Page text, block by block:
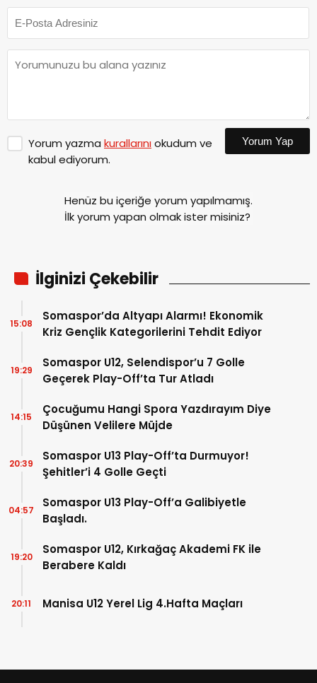
Yorum yazma kurallarınıokudum ve
kabul ediyorum.
Yorum Yap
Henüz bu içeriğe yorum yapılmamış.
İlk yorum yapan olmak ister misiniz?
İlginizi Çekebilir
Somaspor’da Altyapı Alarmı! Ekonomik
Kriz Gençlik Kategorilerini Tehdit Ediyor
15:08
Somaspor U12, Selendispor’u 7 Golle
Geçerek Play-Off’ta Tur Atladı
19:29
Çocuğumu Hangi Spora Yazdırayım Diye
Düşünen Velilere Müjde
14:15
Somaspor U13 Play-Off’ta Durmuyor!
Şehitler’i 4 Golle Geçti
20:39
Somaspor U13 Play-Off’a Galibiyetle
Başladı.
04:57
Somaspor U12, Kırkağaç Akademi FK ile
Berabere Kaldı
19:20
Manisa U12 Yerel Lig 4.Hafta Maçları
20:11